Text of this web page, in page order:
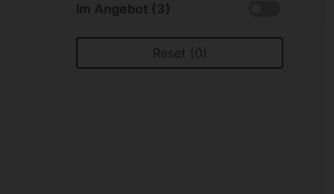
Im Angebot (3)
Reset (0)